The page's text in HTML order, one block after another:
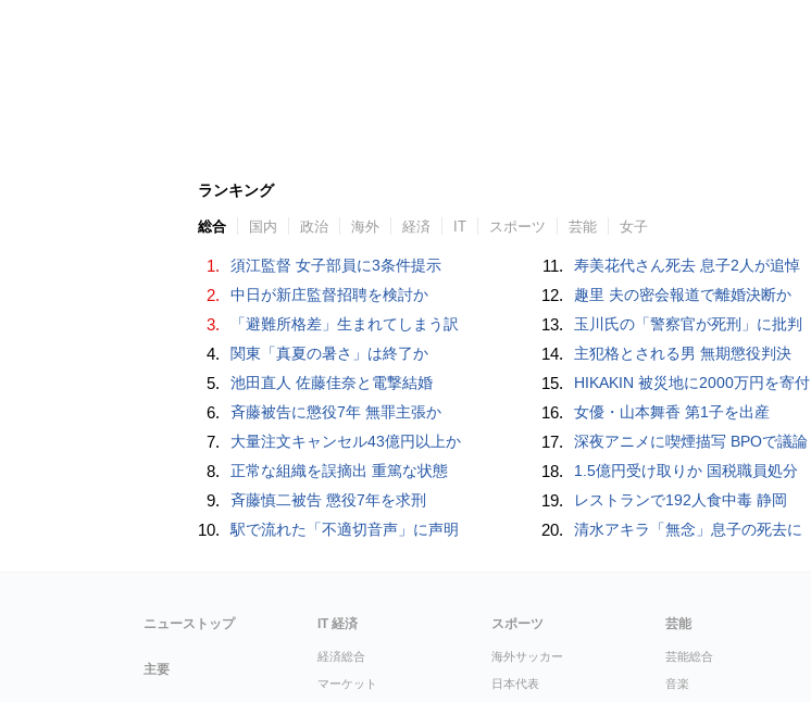
ランキング
総合 国内 政治 海外 経済 IT スポーツ 芸能 女子
1. 須江監督 女子部員に3条件提示
2. 中日が新庄監督招聘を検討か
3. 「避難所格差」生まれてしまう訳
4. 関東「真夏の暑さ」は終了か
5. 池田直人 佐藤佳奈と電撃結婚
6. 斉藤被告に懲役7年 無罪主張か
7. 大量注文キャンセル43億円以上か
8. 正常な組織を誤摘出 重篤な状態
9. 斉藤慎二被告 懲役7年を求刑
10. 駅で流れた「不適切音声」に声明
11. 寿美花代さん死去 息子2人が追悼
12. 趣里 夫の密会報道で離婚決断か
13. 玉川氏の「警察官が死刑」に批判
14. 主犯格とされる男 無期懲役判決
15. HIKAKIN 被災地に2000万円を寄付
16. 女優・山本舞香 第1子を出産
17. 深夜アニメに喫煙描写 BPOで議論
18. 1.5億円受け取りか 国税職員処分
19. レストランで192人食中毒 静岡
20. 清水アキラ「無念」息子の死去に
ニューストップ
主要
IT 経済
経済総合
マーケット
スポーツ
海外サッカー
日本代表
芸能
芸能総合
音楽